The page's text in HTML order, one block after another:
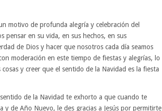
motivo de profunda alegría y celebración del
pensar en su vida, en sus hechos, en sus
de Dios y hacer que nosotros cada día seamos
moderación en este tiempo de fiestas y alegrías, lo
y creer que el sentido de la Navidad es la fiesta
de la Navidad te exhorto a que cuando te
y de Año Nuevo, le des gracias a Jesús por permitirte